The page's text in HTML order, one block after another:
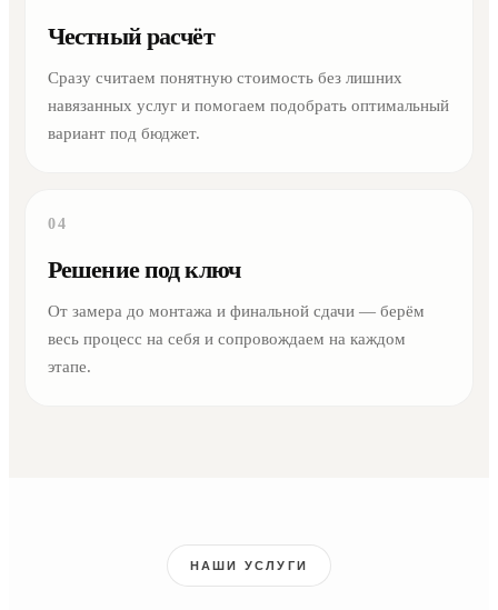
Честный расчёт
Сразу считаем понятную стоимость без лишних
навязанных услуг и помогаем подобрать оптимальный
вариант под бюджет.
04
Решение под ключ
От замера до монтажа и финальной сдачи — берём
весь процесс на себя и сопровождаем на каждом
этапе.
НАШИ УСЛУГИ